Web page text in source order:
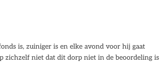
is, zuiniger is en elke avond voor hij gaat
zichzelf niet dat dit dorp niet in de beoordeling is